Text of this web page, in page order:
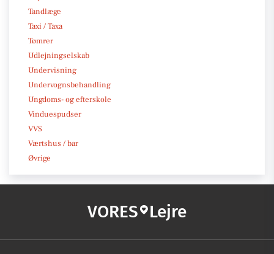
Tandlæge
Taxi / Taxa
Tømrer
Udlejningselskab
Undervisning
Undervognsbehandling
Ungdoms- og efterskole
Vinduespudser
VVS
Værtshus / bar
Øvrige
VORES Lejre